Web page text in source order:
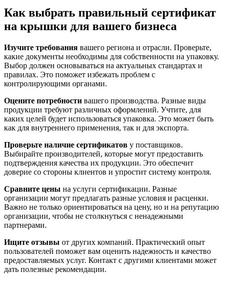
Как выбрать правильный сертификат
на крышки для вашего бизнеса
Изучите требования вашего региона и отрасли. Проверьте,
какие документы необходимы для собственности на упаковку.
Выбор должен основываться на актуальных стандартах и
правилах. Это поможет избежать проблем с
контролирующими органами.
Оцените потребности вашего производства. Разные виды
продукции требуют различных оформлений. Учтите, для
каких целей будет использоваться упаковка. Это может быть
как для внутреннего применения, так и для экспорта.
Проверьте наличие сертификатов у поставщиков.
Выбирайте производителей, которые могут предоставить
подтверждения качества их продукции. Это обеспечит
доверие со стороны клиентов и упростит систему контроля.
Сравните цены на услуги сертификации. Разные
организации могут предлагать разные условия и расценки.
Важно не только ориентироваться на цену, но и на репутацию
организации, чтобы не столкнуться с ненадежными
партнерами.
Ищите отзывы от других компаний. Практический опыт
пользователей поможет вам оценить надежность и качество
предоставляемых услуг. Контакт с другими клиентами может
дать полезные рекомендации.